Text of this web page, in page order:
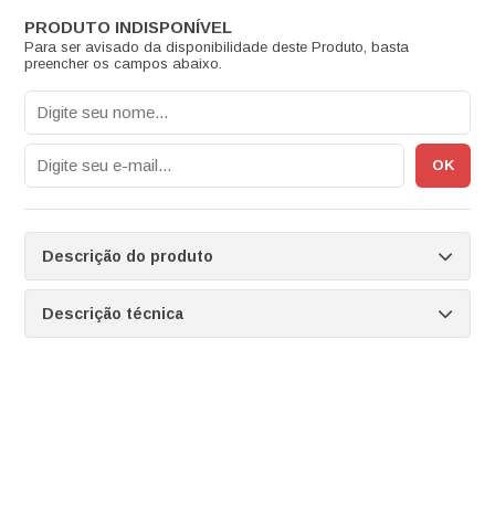
Para ser avisado da disponibilidade deste Produto, basta
preencher os campos abaixo.
Descrição do produto
Descrição técnica